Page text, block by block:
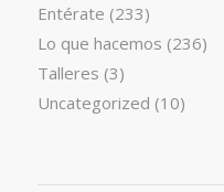
Entérate (233)
Lo que hacemos (236)
Talleres (3)
Uncategorized (10)